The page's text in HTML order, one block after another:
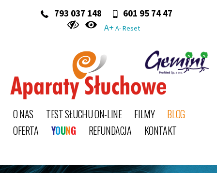
‭ 793 037 148‬ 601 95 74 47
A+ A-Reset
O NAS TEST SŁUCHU ON-LINE FILMY
BLOG
OFERTA
YOUNG REFUNDACJA KONTAKT